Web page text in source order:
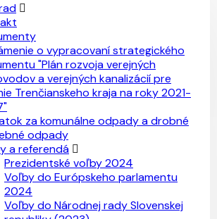
o vypracovaní strategického
"Plán rozvoja verejných
a verejných kanalizácií pre
Trenčianskeho kraja na roky 2021-
za komunálne odpady a drobné
odpady
a referendá
Prezidentské voľby 2024
Voľby do Európskeho parlamentu
2024
Voľby do Národnej rady Slovenskej